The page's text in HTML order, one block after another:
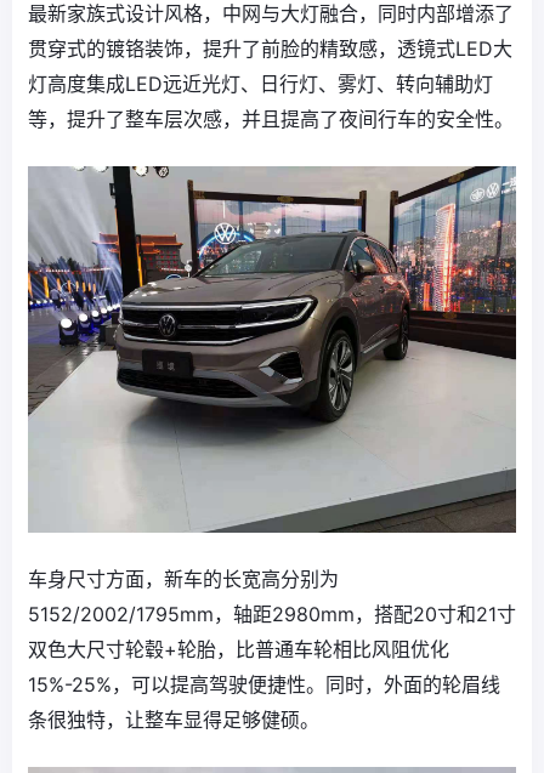
最新家族式设计风格，中网与大灯融合，同时内部增添了
贯穿式的镀铬装饰，提升了前脸的精致感，透镜式LED大
灯高度集成LED远近光灯、日行灯、雾灯、转向辅助灯
等，提升了整车层次感，并且提高了夜间行车的安全性。
车身尺寸方面，新车的长宽高分别为
5152/2002/1795mm，轴距2980mm，搭配20寸和21寸
双色大尺寸轮毂+轮胎，比普通车轮相比风阻优化
15%-25%，可以提高驾驶便捷性。同时，外面的轮眉线
条很独特，让整车显得足够健硕。